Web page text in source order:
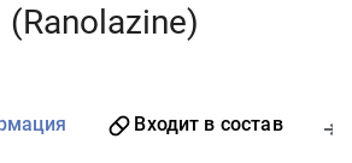
Входит в состав